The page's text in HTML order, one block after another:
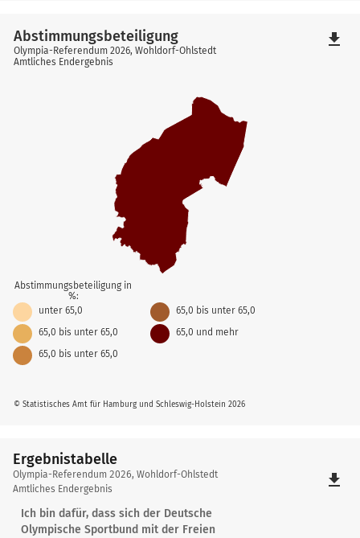
© Statistisches Amt für Hamburg und Schleswig-Holstein 2026
Abstimmungsbeteiligung
Olympia-Referendum 2026, Wohldorf-Ohlstedt
Amtliches Endergebnis
Abstimmungsbeteiligung in
%:
unter 65,0
65,0 bis unter 65,0
65,0 bis unter 65,0
65,0 bis unter 65,0
65,0 und mehr
file_download
Ergebnistabelle
Ergebnistabelle
Olympia-Referendum 2026, Wohldorf-Ohlstedt
Amtliches Endergebnis
file_download
Ich bin dafür, dass sich der Deutsche
Olympische Sportbund mit der Freien